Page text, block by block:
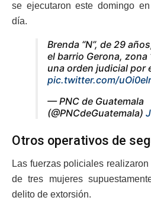
se ejecutaron este domingo
día.
Brenda “N”, de 29
el barrio Gerona, zona
una orden judicial por
pic.twitter.com/
— PNC de Guatemala
(@PNCdeGuatemala)
Otros operativos de
Las fuerzas policiales
de tres mujeres
delito de extorsión.